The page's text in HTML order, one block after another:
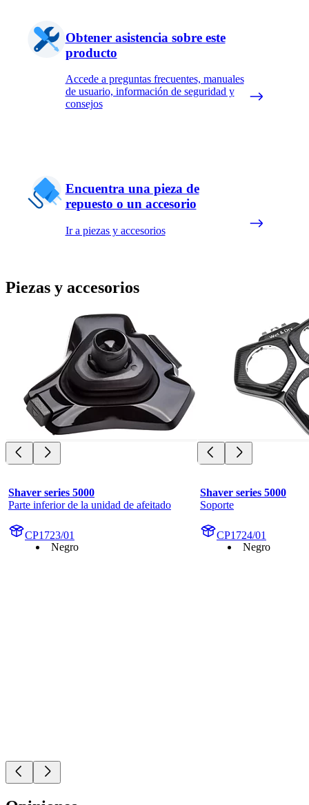
Obtener asistencia sobre este
producto
Accede a preguntas frecuentes, manuales
de usuario, información de seguridad y
consejos
Encuentra una pieza de
repuesto o un accesorio
Ir a piezas y accesorios
Piezas y accesorios
Shaver series 5000
Parte inferior de la unidad de afeitado
CP1723/01
Negro
Shaver series 5000
Soporte
CP1724/01
Negro